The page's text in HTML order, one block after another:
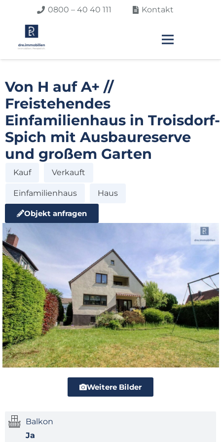
0800 – 40 40 111 Kontakt
Von H auf A+ //
Freistehendes
Einfamilienhaus in Troisdorf-
Spich mit Ausbaureserve
und großem Garten
Kauf Verkauft
Einfamilienhaus Haus
Objekt anfragen
Weitere Bilder
Balkon
Ja